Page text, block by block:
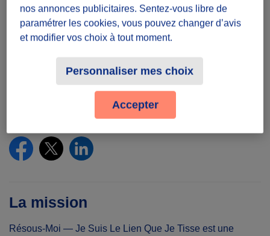
A définir avec les participants
Vendredi, Samedi, Dimanche
20th arrondissement of Paris, 75020 Paris,
Partager le défi
La mission
Résous-Moi — Je Suis Le Lien Que Je Tisse est une
nos annonces publicitaires. Sentez-vous libre de
paramétrer les cookies, vous pouvez changer d’avis
et modifier vos choix à tout moment.
Personnaliser mes choix
Accepter